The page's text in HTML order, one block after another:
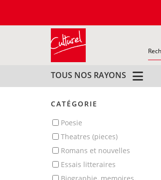
TOUS NOS RAYONS
CATÉGORIE
poesie
theatres (pieces)
romans et nouvelles
essais litteraires